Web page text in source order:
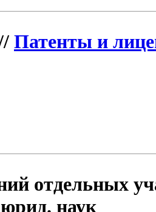
Патенты и
отдельных
наук